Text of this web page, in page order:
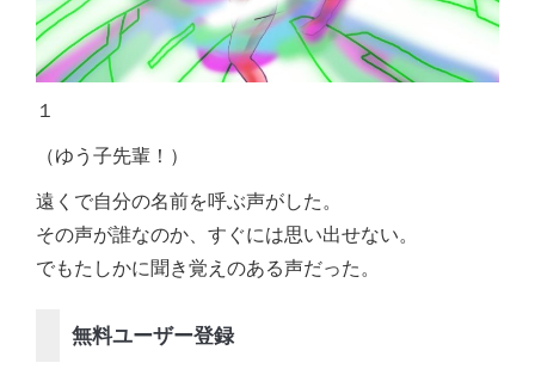
１
（ゆう子先輩！）
遠くで自分の名前を呼ぶ声がした。
その声が誰なのか、すぐには思い出せない。
でもたしかに聞き覚えのある声だった。
無料ユーザー登録